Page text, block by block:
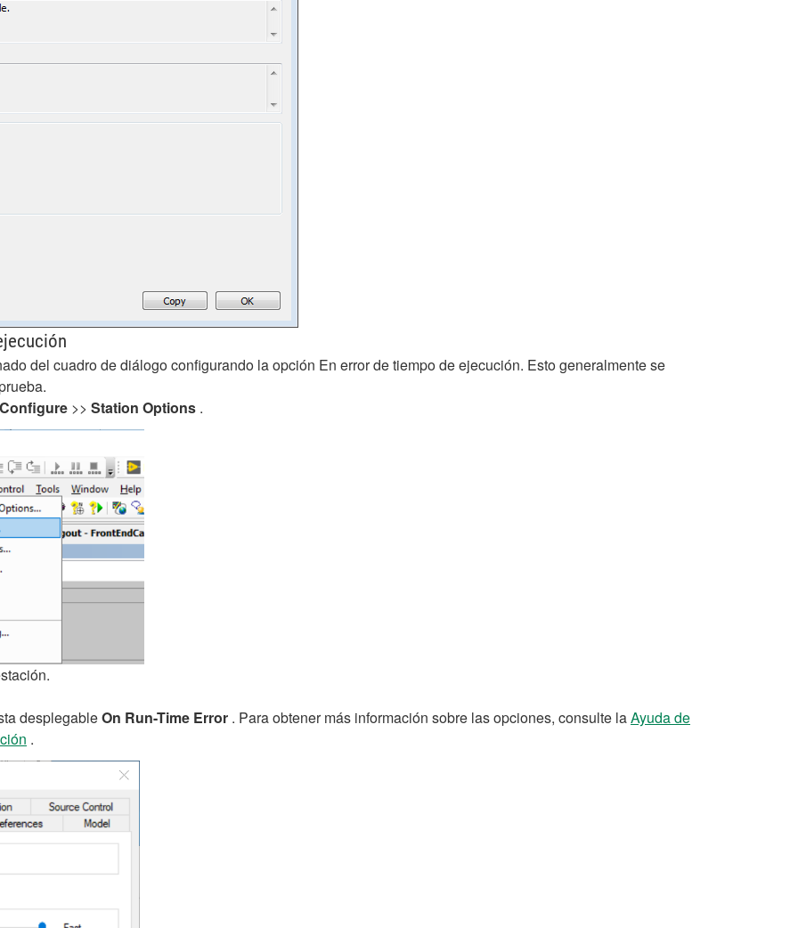
del cuadro de diálogo configurando la opción En error de tiempo de ejecución. Esto generalmente se
Configure >> Station Options .
desplegableOn Run-Time Error . Para obtener más información sobre las opciones, consulte laAyuda de
.